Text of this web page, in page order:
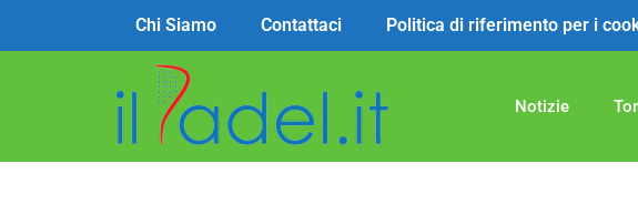
Chi Siamo Contattaci Politica di riferimento per i
Notizie